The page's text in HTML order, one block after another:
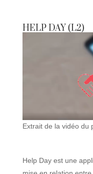
HELP DAY (L2)
Extrait de la vidéo du
Help Day est une